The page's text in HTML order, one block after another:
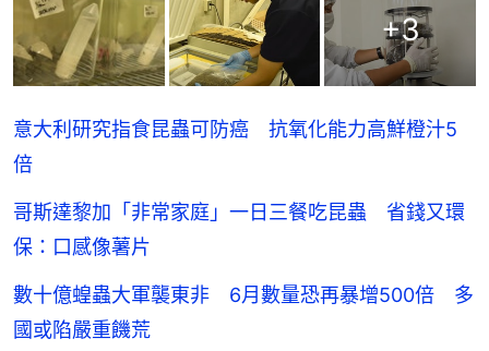
+3
意大利研究指食昆蟲可防癌 抗氧化能力高鮮橙汁5
倍
哥斯達黎加「非常家庭」一日三餐吃昆蟲 省錢又環
保：口感像薯片
數十億蝗蟲大軍襲東非 6月數量恐再暴增500倍 多
國或陷嚴重饑荒